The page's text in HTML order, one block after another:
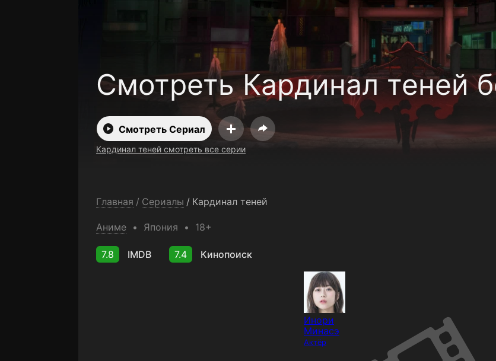
Смотреть Кардинал теней
Смотреть Сериал
Кардинал теней смотреть все серии
Главная / Сериалы / Кардинал теней
Аниме Япония 18+
7.8 IMDB 7.4 Кинопоиск
Инори
Минасэ
Актёр